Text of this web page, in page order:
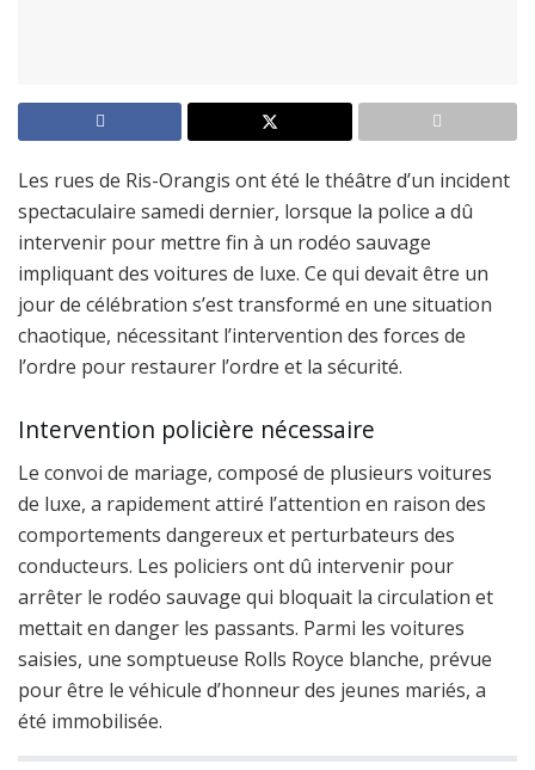
Les rues de Ris-Orangis ont été le théâtre d’un incident
spectaculaire samedi dernier, lorsque la police a dû
intervenir pour mettre fin à un rodéo sauvage
impliquant des voitures de luxe. Ce qui devait être un
jour de célébration s’est transformé en une situation
chaotique, nécessitant l’intervention des forces de
l’ordre pour restaurer l’ordre et la sécurité.
Intervention policière nécessaire
Le convoi de mariage, composé de plusieurs voitures
de luxe, a rapidement attiré l’attention en raison des
comportements dangereux et perturbateurs des
conducteurs. Les policiers ont dû intervenir pour
arrêter le rodéo sauvage qui bloquait la circulation et
mettait en danger les passants. Parmi les voitures
saisies, une somptueuse Rolls Royce blanche, prévue
pour être le véhicule d’honneur des jeunes mariés, a
été immobilisée.